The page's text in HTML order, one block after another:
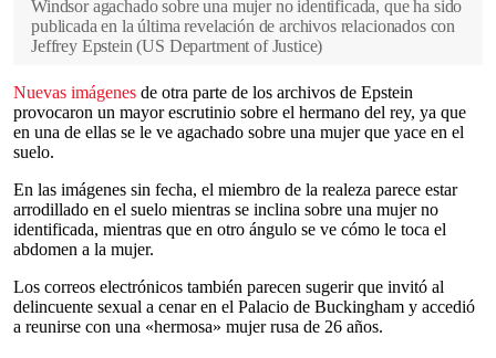
Windsor agachado sobre una mujer no identificada, que ha sido
publicada en la última revelación de archivos relacionados con
Jeffrey Epstein (US Department of Justice)
Nuevas imágenes de otra parte de los archivos de Epstein
provocaron un mayor escrutinio sobre el hermano del rey, ya que
en una de ellas se le ve agachado sobre una mujer que yace en el
suelo.
En las imágenes sin fecha, el miembro de la realeza parece estar
arrodillado en el suelo mientras se inclina sobre una mujer no
identificada, mientras que en otro ángulo se ve cómo le toca el
abdomen a la mujer.
Los correos electrónicos también parecen sugerir que invitó al
delincuente sexual a cenar en el Palacio de Buckingham y accedió
a reunirse con una «hermosa» mujer rusa de 26 años.